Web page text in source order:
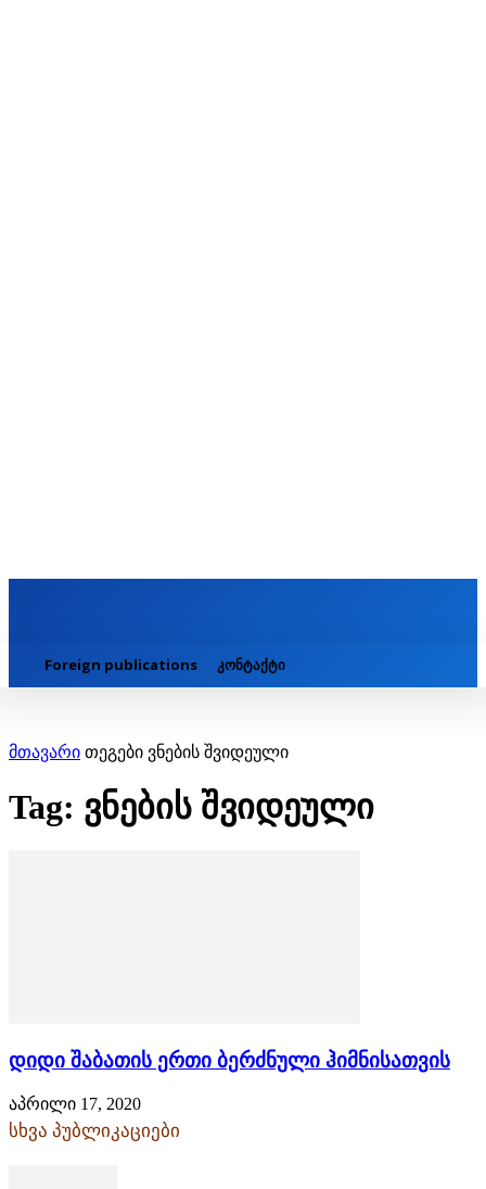
Foreign publications კონტაქტი
მთავარი თეგები ვნების შვიდეული
Tag: ვნების შვიდეული
დიდი შაბათის ერთი ბერძნული ჰიმნისათვის
აპრილი 17, 2020
სხვა პუბლიკაციები